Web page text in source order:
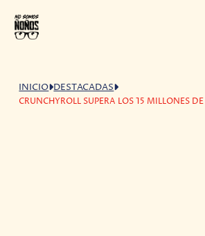
INICIO DESTACADAS
CRUNCHYROLL SUPERA LOS 15 MILLONES